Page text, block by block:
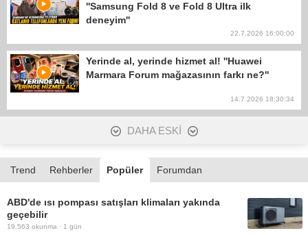
''Samsung Fold 8 ve Fold 8 Ultra ilk
deneyim''
22.7.2026 16:00:00
Yerinde al, yerinde hizmet al! ''Huawei
Marmara Forum mağazasının farkı ne?''
14.7.2026 18:30:34
DAHA ESKİ
Trend Rehberler Popüler Forumdan
ABD'de ısı pompası satışları klimaları yakında
geçebilir
19.563 okunma · 1 gün